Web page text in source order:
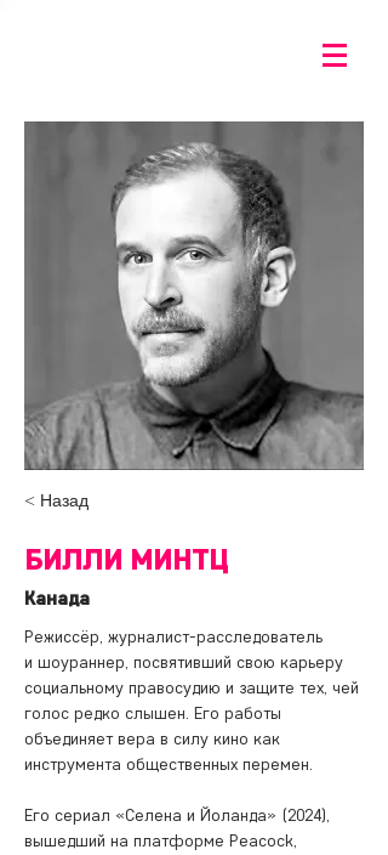
< Назад
БИЛЛИ МИНТЦ
Канада
Режиссёр, журналист-расследователь
и шоураннер, посвятивший свою карьеру
социальному правосудию и защите тех, чей
голос редко слышен. Его работы
объединяет вера в силу кино как
инструмента общественных перемен.
Его сериал «Селена и Йоланда» (2024),
вышедший на платформе Peacock,